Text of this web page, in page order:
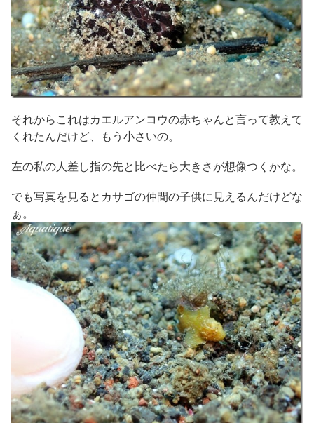
それからこれはカエルアンコウの赤ちゃんと言って教えて
くれたんだけど、もう小さいの。
左の私の人差し指の先と比べたら大きさが想像つくかな。
でも写真を見るとカサゴの仲間の子供に見えるんだけどな
ぁ。